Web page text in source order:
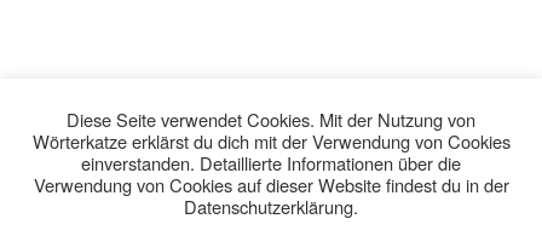
Diese Seite verwendet Cookies. Mit der Nutzung von
Wörterkatze erklärst du dich mit der Verwendung von Cookies
einverstanden. Detaillierte Informationen über die
Verwendung von Cookies auf dieser Website findest du in der
Datenschutzerklärung.